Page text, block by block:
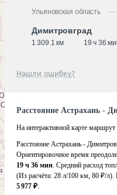
Ульяновская область
Димитровград
1 309.1 км 19 ч 36
Нашли ошибку?
Расстояние Астрахань -
На интерактивной карте
Расстояние Астрахань -
Ориентировочное время
19 ч 36 мин. Средний расход
(Из расчёта: 28 л/100 км, 80 ₽/л).
5 977 ₽.